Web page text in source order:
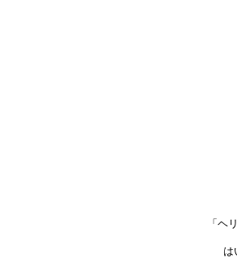
「ヘ
は